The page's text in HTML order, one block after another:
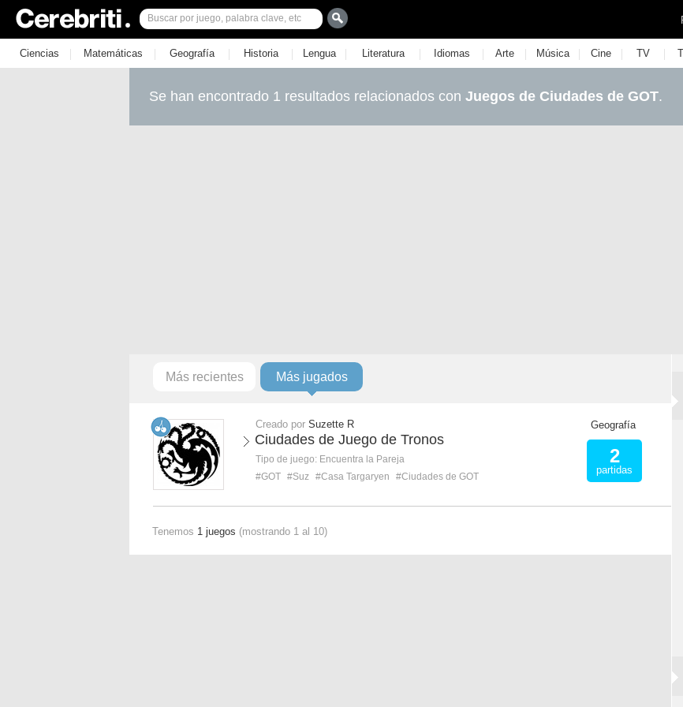
Ciencias | Matemáticas | Geografía | Historia | Lengua | Literatura | Idiomas | Arte | Música | Cine | TV |
Se han encontrado 1 resultados relacionados con Juegos de Ciudades de GOT.
Más recientes Más jugados
Creado por Suzette R
Ciudades de Juego de Tronos
Tipo de juego: Encuentra la Pareja
#GOT #Suz #Casa Targaryen #Ciudades de GOT
Geografía
2
partidas
Tenemos 1 juegos (mostrando 1 al 10)